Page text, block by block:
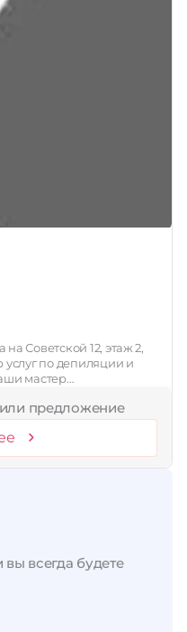
Советской 12, этаж 2,
по депиляции и
мастер…
предложение
всегда будете